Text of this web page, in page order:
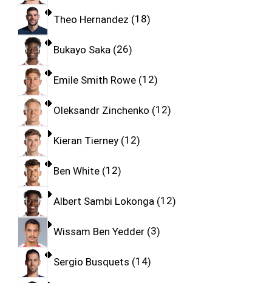
Theo Hernandez 18
Bukayo Saka 26
Emile Smith Rowe 12
Oleksandr Zinchenko 12
Kieran Tierney 12
Ben White 12
Albert Sambi Lokonga 12
Wissam Ben Yedder 3
Sergio Busquets 14